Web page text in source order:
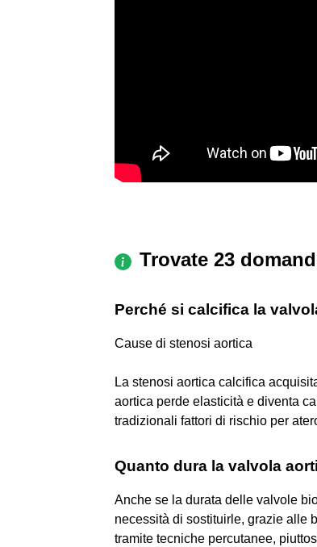
Trovate 23
Perché si calcifica la
Cause di stenosi aortica
La stenosi aortica calcifica
aortica perde elasticità e diventa
tradizionali fattori di rischio per
Quanto dura la valvola
Anche se la durata delle valvole
necessità di sostituirle, grazie alle
tramite tecniche percutanee,